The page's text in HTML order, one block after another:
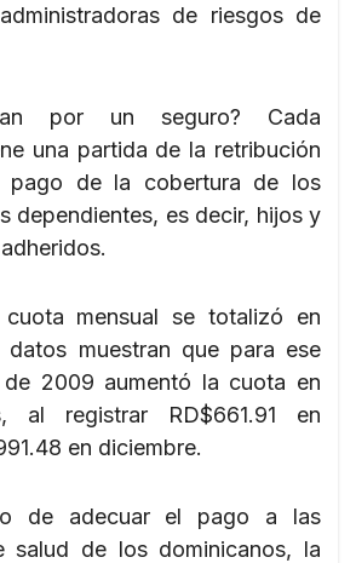
de riesgos de
por un seguro? Cada
una partida de la retribución
pago de la cobertura de los
dependientes, es decir, hijos y
mensual se totalizó en
datos muestran que para ese
2009 aumentó la cuota en
al registrar RD$661.91 en
en diciembre.
de adecuar el pago a las
salud de los dominicanos, la